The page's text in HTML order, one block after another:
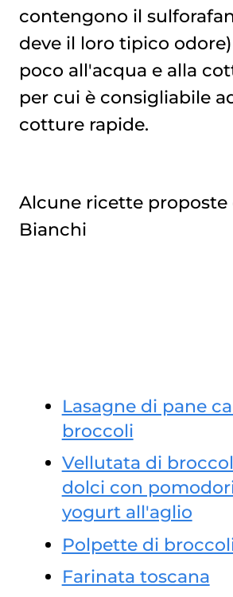
contengono il
deve il loro tipico
poco all'acqua e alla
per cui è consigliabile
cotture rapide.
Alcune ricette proposte
Bianchi
Lasagne di pane
broccoli
Vellutata di
dolci con
yogurt all'aglio
Polpette di
Farinata toscana